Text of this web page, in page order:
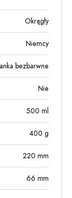
Okrągły
Niemcy
bezbarwne
Nie
500 ml
400 g
220 mm
66 mm